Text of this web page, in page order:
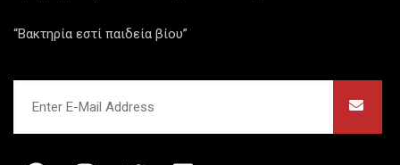
“Βακτηρία εστί παιδεία βίου”